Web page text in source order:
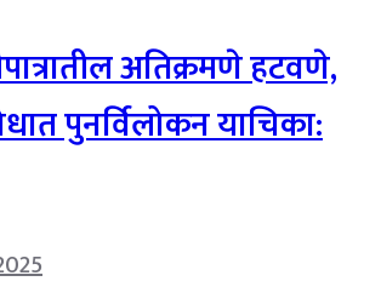
अतिक्रमणे हटवणे,
पुनर्विलोकन याचिका: